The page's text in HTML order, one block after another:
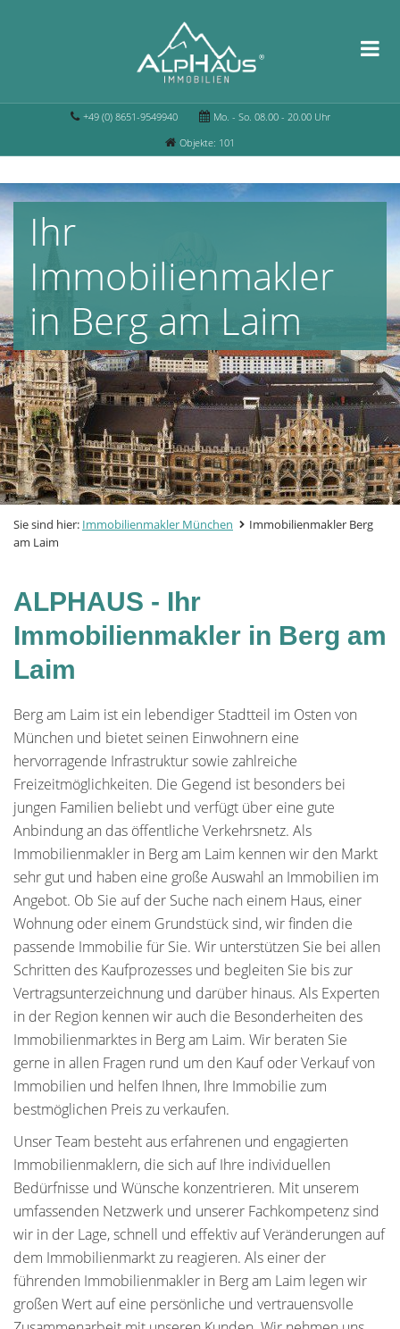
+49 (0) 8651-9549940
Mo. - So. 08.00 - 20.00 Uhr
Objekte: 101
Ihr
Immobilienmakler
in Berg am Laim
Sie sind hier: Immobilienmakler München
Immobilienmakler Berg
am Laim
ALPHAUS - Ihr
Immobilienmakler in Berg am
Laim
Berg am Laim ist ein lebendiger Stadtteil im Osten von
München und bietet seinen Einwohnern eine
hervorragende Infrastruktur sowie zahlreiche
Freizeitmöglichkeiten. Die Gegend ist besonders bei
jungen Familien beliebt und verfügt über eine gute
Anbindung an das öffentliche Verkehrsnetz. Als
Immobilienmakler in Berg am Laim kennen wir den Markt
sehr gut und haben eine große Auswahl an Immobilien im
Angebot. Ob Sie auf der Suche nach einem Haus, einer
Wohnung oder einem Grundstück sind, wir finden die
passende Immobilie für Sie. Wir unterstützen Sie bei allen
Schritten des Kaufprozesses und begleiten Sie bis zur
Vertragsunterzeichnung und darüber hinaus. Als Experten
in der Region kennen wir auch die Besonderheiten des
Immobilienmarktes in Berg am Laim. Wir beraten Sie
gerne in allen Fragen rund um den Kauf oder Verkauf von
Immobilien und helfen Ihnen, Ihre Immobilie zum
bestmöglichen Preis zu verkaufen.
Unser Team besteht aus erfahrenen und engagierten
Immobilienmaklern, die sich auf Ihre individuellen
Bedürfnisse und Wünsche konzentrieren. Mit unserem
umfassenden Netzwerk und unserer Fachkompetenz sind
wir in der Lage, schnell und effektiv auf Veränderungen auf
dem Immobilienmarkt zu reagieren. Als einer der
führenden Immobilienmakler in Berg am Laim legen wir
großen Wert auf eine persönliche und vertrauensvolle